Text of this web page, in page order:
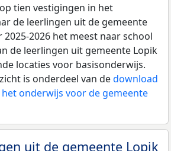
tien vestigingen in het
de leerlingen uit de gemeente
2026 het meest naar school
de leerlingen uit gemeente Lopik
locaties voor basisonderwijs.
is onderdeel van dedownload
onderwijs voor de gemeente
uit de gemeente Lopik